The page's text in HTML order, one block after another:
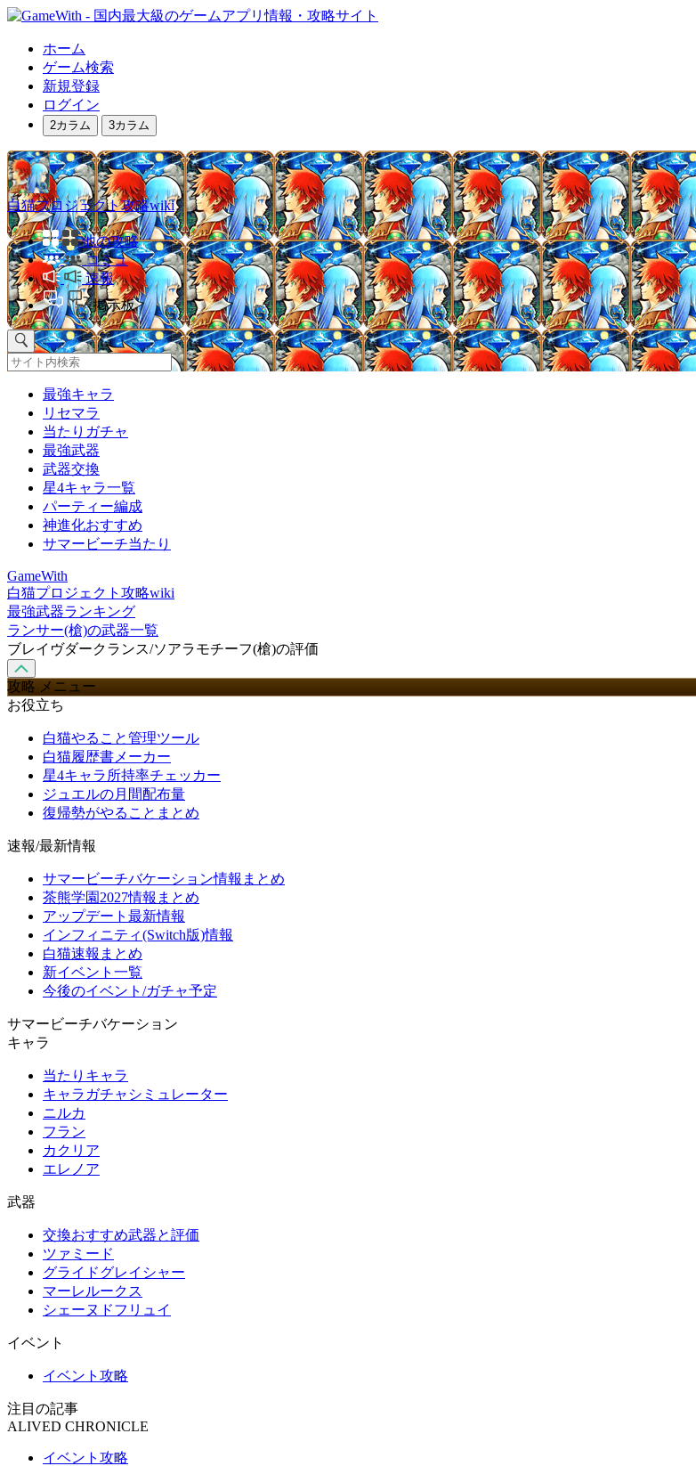
ホーム
ゲーム検索
新規登録
ログイン
2カラム 3カラム
白猫プロジェクト攻略wiki
他の攻略
コミュ
速報
掲示板
最強キャラ
リセマラ
当たりガチャ
最強武器
武器交換
星4キャラ一覧
パーティー編成
神進化おすすめ
サマービーチ当たり
GameWith
白猫プロジェクト攻略wiki
最強武器ランキング
ランサー(槍)の武器一覧
ブレイヴダークランス/ソアラモチーフ(槍)の評価
攻略 メニュー
お役立ち
白猫やること管理ツール
白猫履歴書メーカー
星4キャラ所持率チェッカー
ジュエルの月間配布量
復帰勢がやることまとめ
速報/最新情報
サマービーチバケーション情報まとめ
茶熊学園2027情報まとめ
アップデート最新情報
インフィニティ(Switch版)情報
白猫速報まとめ
新イベント一覧
今後のイベント/ガチャ予定
サマービーチバケーション
キャラ
当たりキャラ
キャラガチャシミュレーター
ニルカ
フラン
カクリア
エレノア
武器
交換おすすめ武器と評価
ツァミード
グライドグレイシャー
マーレルークス
シェーヌドフリュイ
イベント
イベント攻略
注目の記事
ALIVED CHRONICLE
イベント攻略